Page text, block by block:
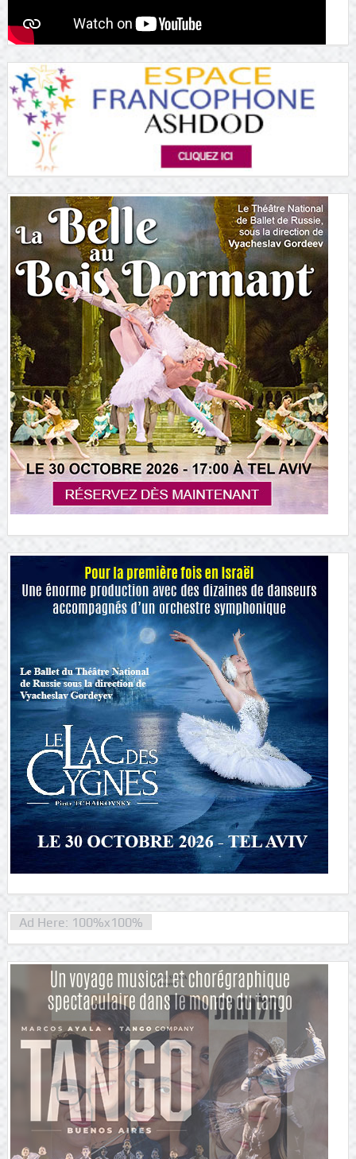
Ad Here: 100%x100%